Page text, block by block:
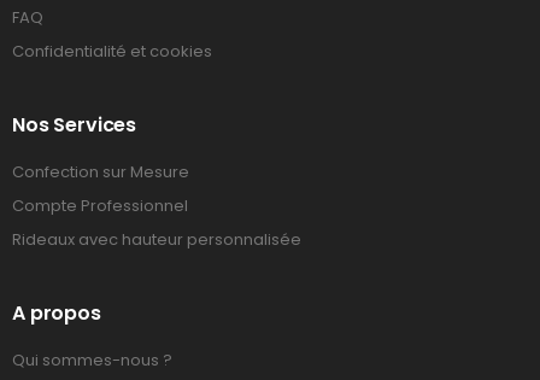
FAQ
Confidentialité et cookies
Nos Services
Confection sur Mesure
Compte Professionnel
Rideaux avec hauteur personnalisée
A propos
Qui sommes-nous ?